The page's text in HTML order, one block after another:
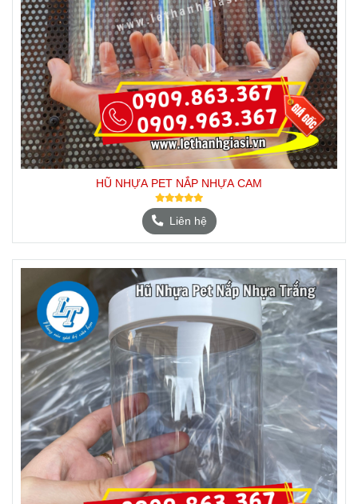
HŨ NHỰA PET NẮP NHỰA CAM
Liên hệ